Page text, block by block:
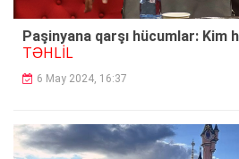
Paşinyana qarşı hücumlar: Kim
TƏHLİL
6 May 2024, 16:37